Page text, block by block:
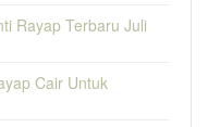
Rayap Terbaru Juli
Cair Untuk